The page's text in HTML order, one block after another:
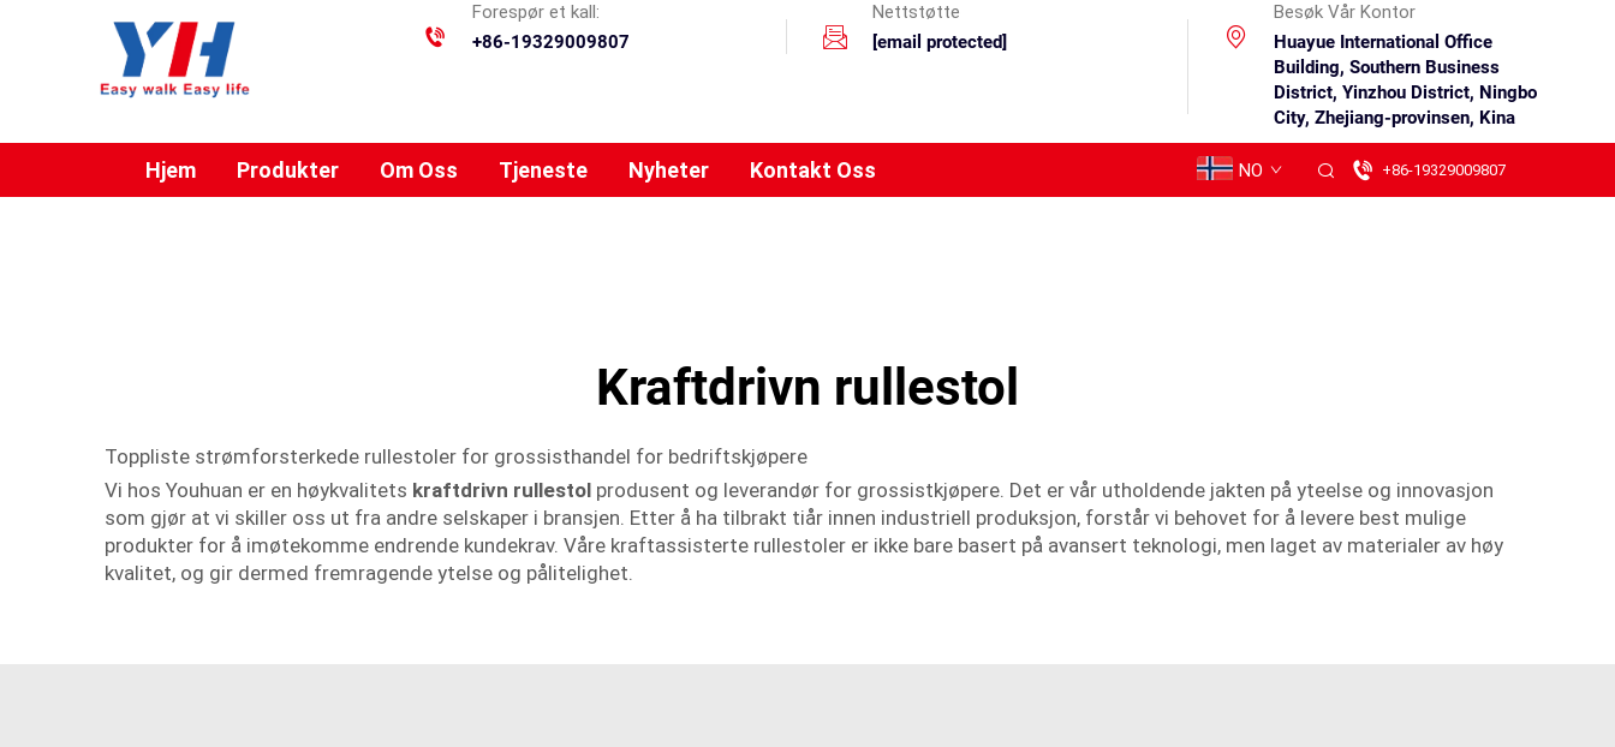
Forespør et kall:
+86-19329009807
Nettstøtte
[email protected]
Besøk Vår Kontor
Huayue International Office
Building, Southern Business
District, Yinzhou District, Ningbo
City, Zhejiang-provinsen, Kina
Hjem Produkter Om Oss Tjeneste Nyheter Kontakt Oss NO +86-19329009807
Kraftdrivn rullestol
Toppliste strømforsterkede rullestoler for grossisthandel for bedriftskjøpere
Vi hos Youhuan er en høykvalitets kraftdrivn rullestol produsent og leverandør for grossistkjøpere. Det er vår utholdende jakten på yteelse og innovasjon
som gjør at vi skiller oss ut fra andre selskaper i bransjen. Etter å ha tilbrakt tiår innen industriell produksjon, forstår vi behovet for å levere best mulige
produkter for å imøtekomme endrende kundekrav. Våre kraftassisterte rullestoler er ikke bare basert på avansert teknologi, men laget av materialer av høy
kvalitet, og gir dermed fremragende ytelse og pålitelighet.